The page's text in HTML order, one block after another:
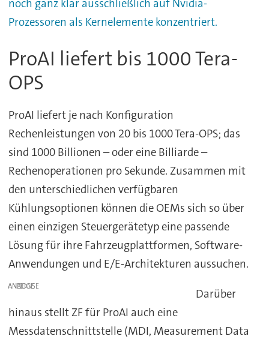
noch ganz klar ausschließlich auf Nvidia-
Prozessoren als Kernelemente konzentriert.
ProAI liefert bis 1000 Tera-
OPS
ProAI liefert je nach Konfiguration
Rechenleistungen von 20 bis 1000 Tera-OPS; das
sind 1000 Billionen – oder eine Billiarde –
Rechenoperationen pro Sekunde. Zusammen mit
den unterschiedlichen verfügbaren
Kühlungsoptionen können die OEMs sich so über
einen einzigen Steuergerätetyp eine passende
Lösung für ihre Fahrzeugplattformen, Software-
Anwendungen und E/E-Architekturen aussuchen.
ANZEIGE
Darüber
hinaus stellt ZF für ProAI auch eine
Messdatenschnittstelle (MDI, Measurement Data